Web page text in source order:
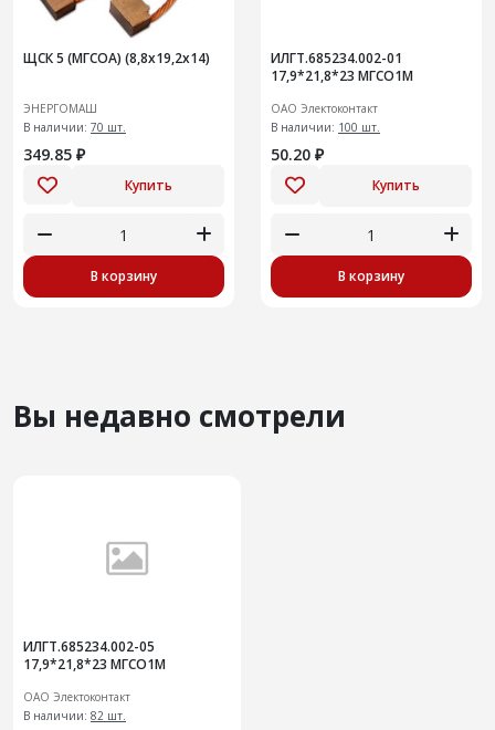
ЩСК 5 (МГСОА) (8,8х19,2х14)
ЭНЕРГОМАШ
В наличии: 70 шт.
349.85 ₽
Купить
В корзину
ИЛГТ.685234.002-01
17,9*21,8*23 МГСО1М
ОАО Электоконтакт
В наличии: 100 шт.
50.20 ₽
Купить
В корзину
Вы недавно смотрели
ИЛГТ.685234.002-05
17,9*21,8*23 МГСО1М
ОАО Электоконтакт
В наличии: 82 шт.